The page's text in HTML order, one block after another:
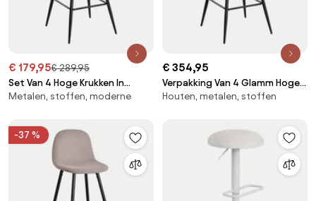
€ 179,95€ 289,95
Set Van 4 Hoge Krukken In
Glamm-fluweel Grijs – Taupe &
Metalen, stoffen, moderne
€ 354,95
Verpakking Van 4 Glamm Hoge
Krukken Grijs – Taupe & ↑75 Cm
Houten, metalen, stoffen
-37 %